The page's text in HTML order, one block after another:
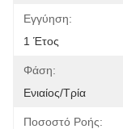
Εγγύηση:
1 Έτος
Φάση:
Ενιαίος/τρία
Ποσοστό Ροής: